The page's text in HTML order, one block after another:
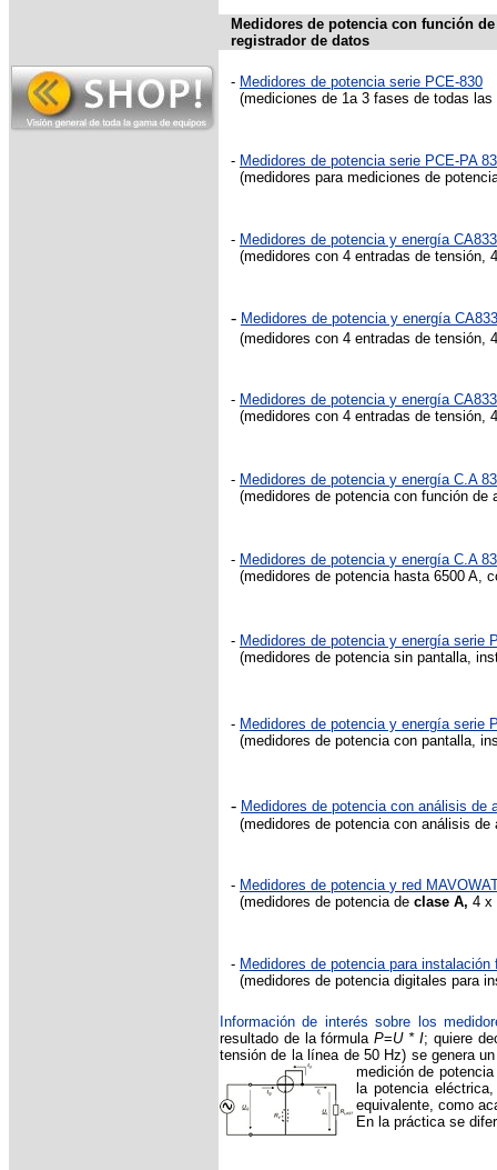
Medidores de potencia con función
registrador de datos
- Medidores de potencia serie PCE-830
(mediciones de 1a 3 fases de todas
- Medidores de potencia serie PCE-PA
(medidores para mediciones de
- Medidores de potencia y energía
(medidores con 4 entradas de tensión,
- Medidores de potencia y energía
(medidores con 4 entradas de tensión,
- Medidores de potencia y energía
(medidores con 4 entradas de tensión,
- Medidores de potencia y energía C.A
(medidores de potencia con función de
- Medidores de potencia y energía C.A
(medidores de potencia hasta 6500 A,
- Medidores de potencia y energía serie
(medidores de potencia sin pantalla,
- Medidores de potencia y energía serie
(medidores de potencia con pantalla,
- Medidores de potencia con análisis de
(medidores de potencia con análisis
- Medidores de potencia y red
(medidores de potencia de clase A, 4 x
- Medidores de potencia para instalación
(medidores de potencia digitales para
Información de interés sobre los
resultado de la fórmulaP=U * I; quiere
tensión de la línea de 50 Hz) se genera
medición de
la potencia
equivalente, como
En la práctica se